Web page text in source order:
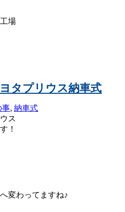
場
タプリウス納車式
事,納車式
ス
！
変わってますね♪